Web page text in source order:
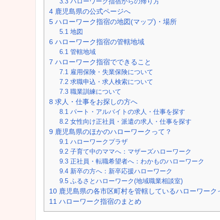
4 鹿児島県の公式ページへ
5 ハローワーク指宿の地図(マップ)・場所
5.1 地図
6 ハローワーク指宿の管轄地域
6.1 管轄地域
7 ハローワーク指宿でできること
7.1 雇用保険・失業保険について
7.2 求職申込・求人検索について
7.3 職業訓練について
8 求人・仕事をお探しの方へ
8.1 パート・アルバイトの求人・仕事を探す
8.2 女性向け正社員・派遣の求人・仕事を探す
9 鹿児島県のほかのハローワークって？
9.1 ハローワークプラザ
9.2 子育て中のママへ：マザーズハローワーク
9.3 正社員・転職希望者へ：わかものハローワーク
9.4 新卒の方へ：新卒応援ハローワーク
9.5 ふるさとハローワーク(地域職業相談室)
10 鹿児島県の各市区町村を管轄しているハローワーク
11 ハローワーク指宿のまとめ